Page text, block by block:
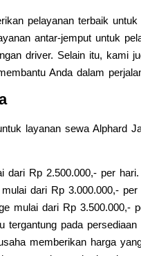
pelayanan terbaik untuk
antar-jemput untuk
driver. Selain itu, kami
Anda dalam
layanan sewa Alphard
dari Rp 2.500.000,- per hari.
dari Rp 3.000.000,- per
mulai dari Rp 3.500.000,-
tergantung pada
memberikan harga